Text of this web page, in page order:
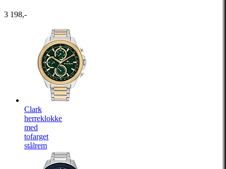
3 198,-
Clark
herreklokke
med
tofarget
stålrem